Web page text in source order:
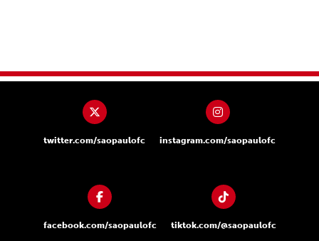
twitter.com/saopaulofc instagram.com/saopaulofc
facebook.com/saopaulofc tiktok.com/@saopaulofc